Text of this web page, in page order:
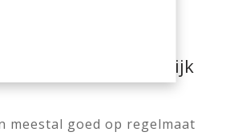
zo belangrijk
meestal goed op regelmaat